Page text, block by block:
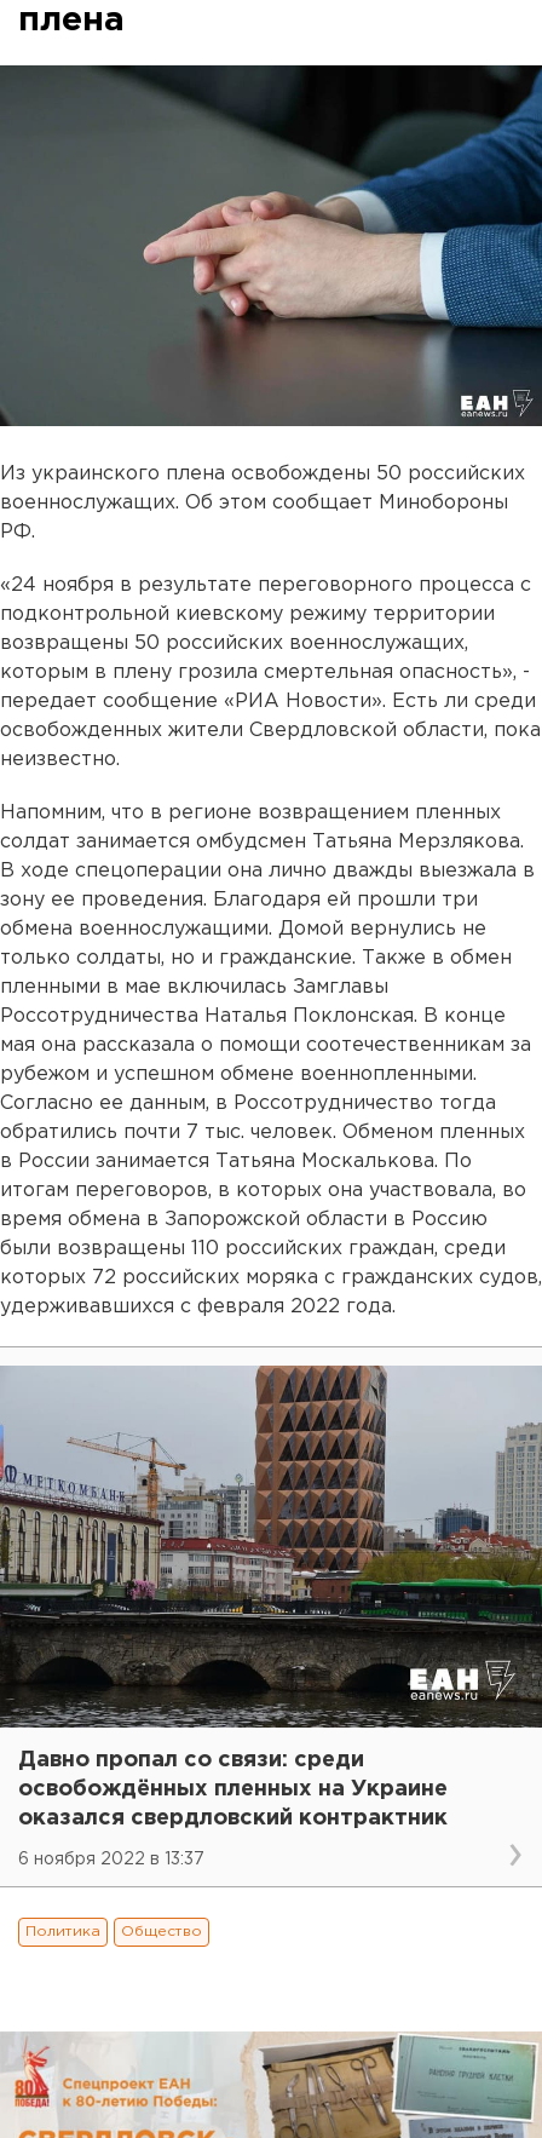
плена
Из украинского плена освобождены 50 российских
военнослужащих. Об этом сообщает Минобороны
РФ.
«24 ноября в результате переговорного процесса с
подконтрольной киевскому режиму территории
возвращены 50 российских военнослужащих,
которым в плену грозила смертельная опасность», -
передает сообщение «РИА Новости». Есть ли среди
освобожденных жители Свердловской области, пока
неизвестно.
Напомним, что в регионе возвращением пленных
солдат занимается омбудсмен Татьяна Мерзлякова.
В ходе спецоперации она лично дважды выезжала в
зону ее проведения. Благодаря ей прошли три
обмена военнослужащими. Домой вернулись не
только солдаты, но и гражданские. Также в обмен
пленными в мае включилась Замглавы
Россотрудничества Наталья Поклонская. В конце
мая она рассказала о помощи соотечественникам за
рубежом и успешном обмене военнопленными.
Согласно ее данным, в Россотрудничество тогда
обратились почти 7 тыс. человек. Обменом пленных
в России занимается Татьяна Москалькова. По
итогам переговоров, в которых она участвовала, во
время обмена в Запорожской области в Россию
были возвращены 110 российских граждан, среди
которых 72 российских моряка с гражданских судов,
удерживавшихся с февраля 2022 года.
Давно пропал со связи: среди
освобождённых пленных на Украине
оказался свердловский контрактник
6 ноября 2022 в 13:37
Политика Общество